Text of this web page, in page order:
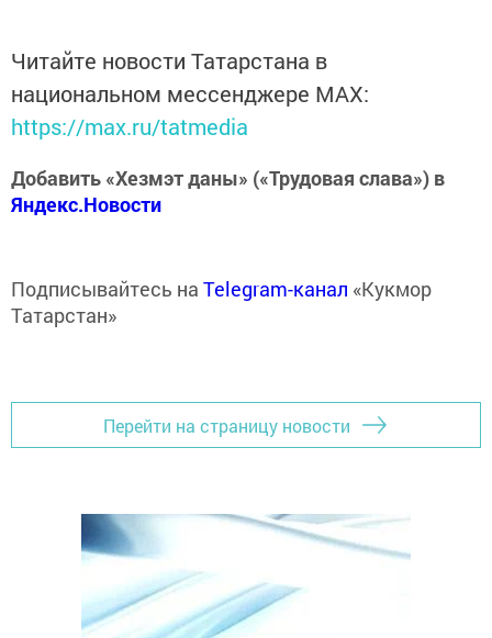
Читайте новости Татарстана в
национальном мессенджере MАХ:
https://max.ru/tatmedia
Добавить «Хезмэт даны» («Трудовая слава») в
Яндекс.Новости
Подписывайтесь на Telegram-канал «Кукмор
Татарстан»
Перейти на страницу новости